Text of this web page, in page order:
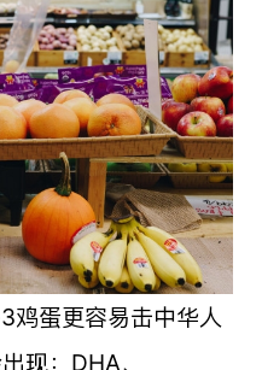
鸡蛋更容易击中华人
现：DHA、